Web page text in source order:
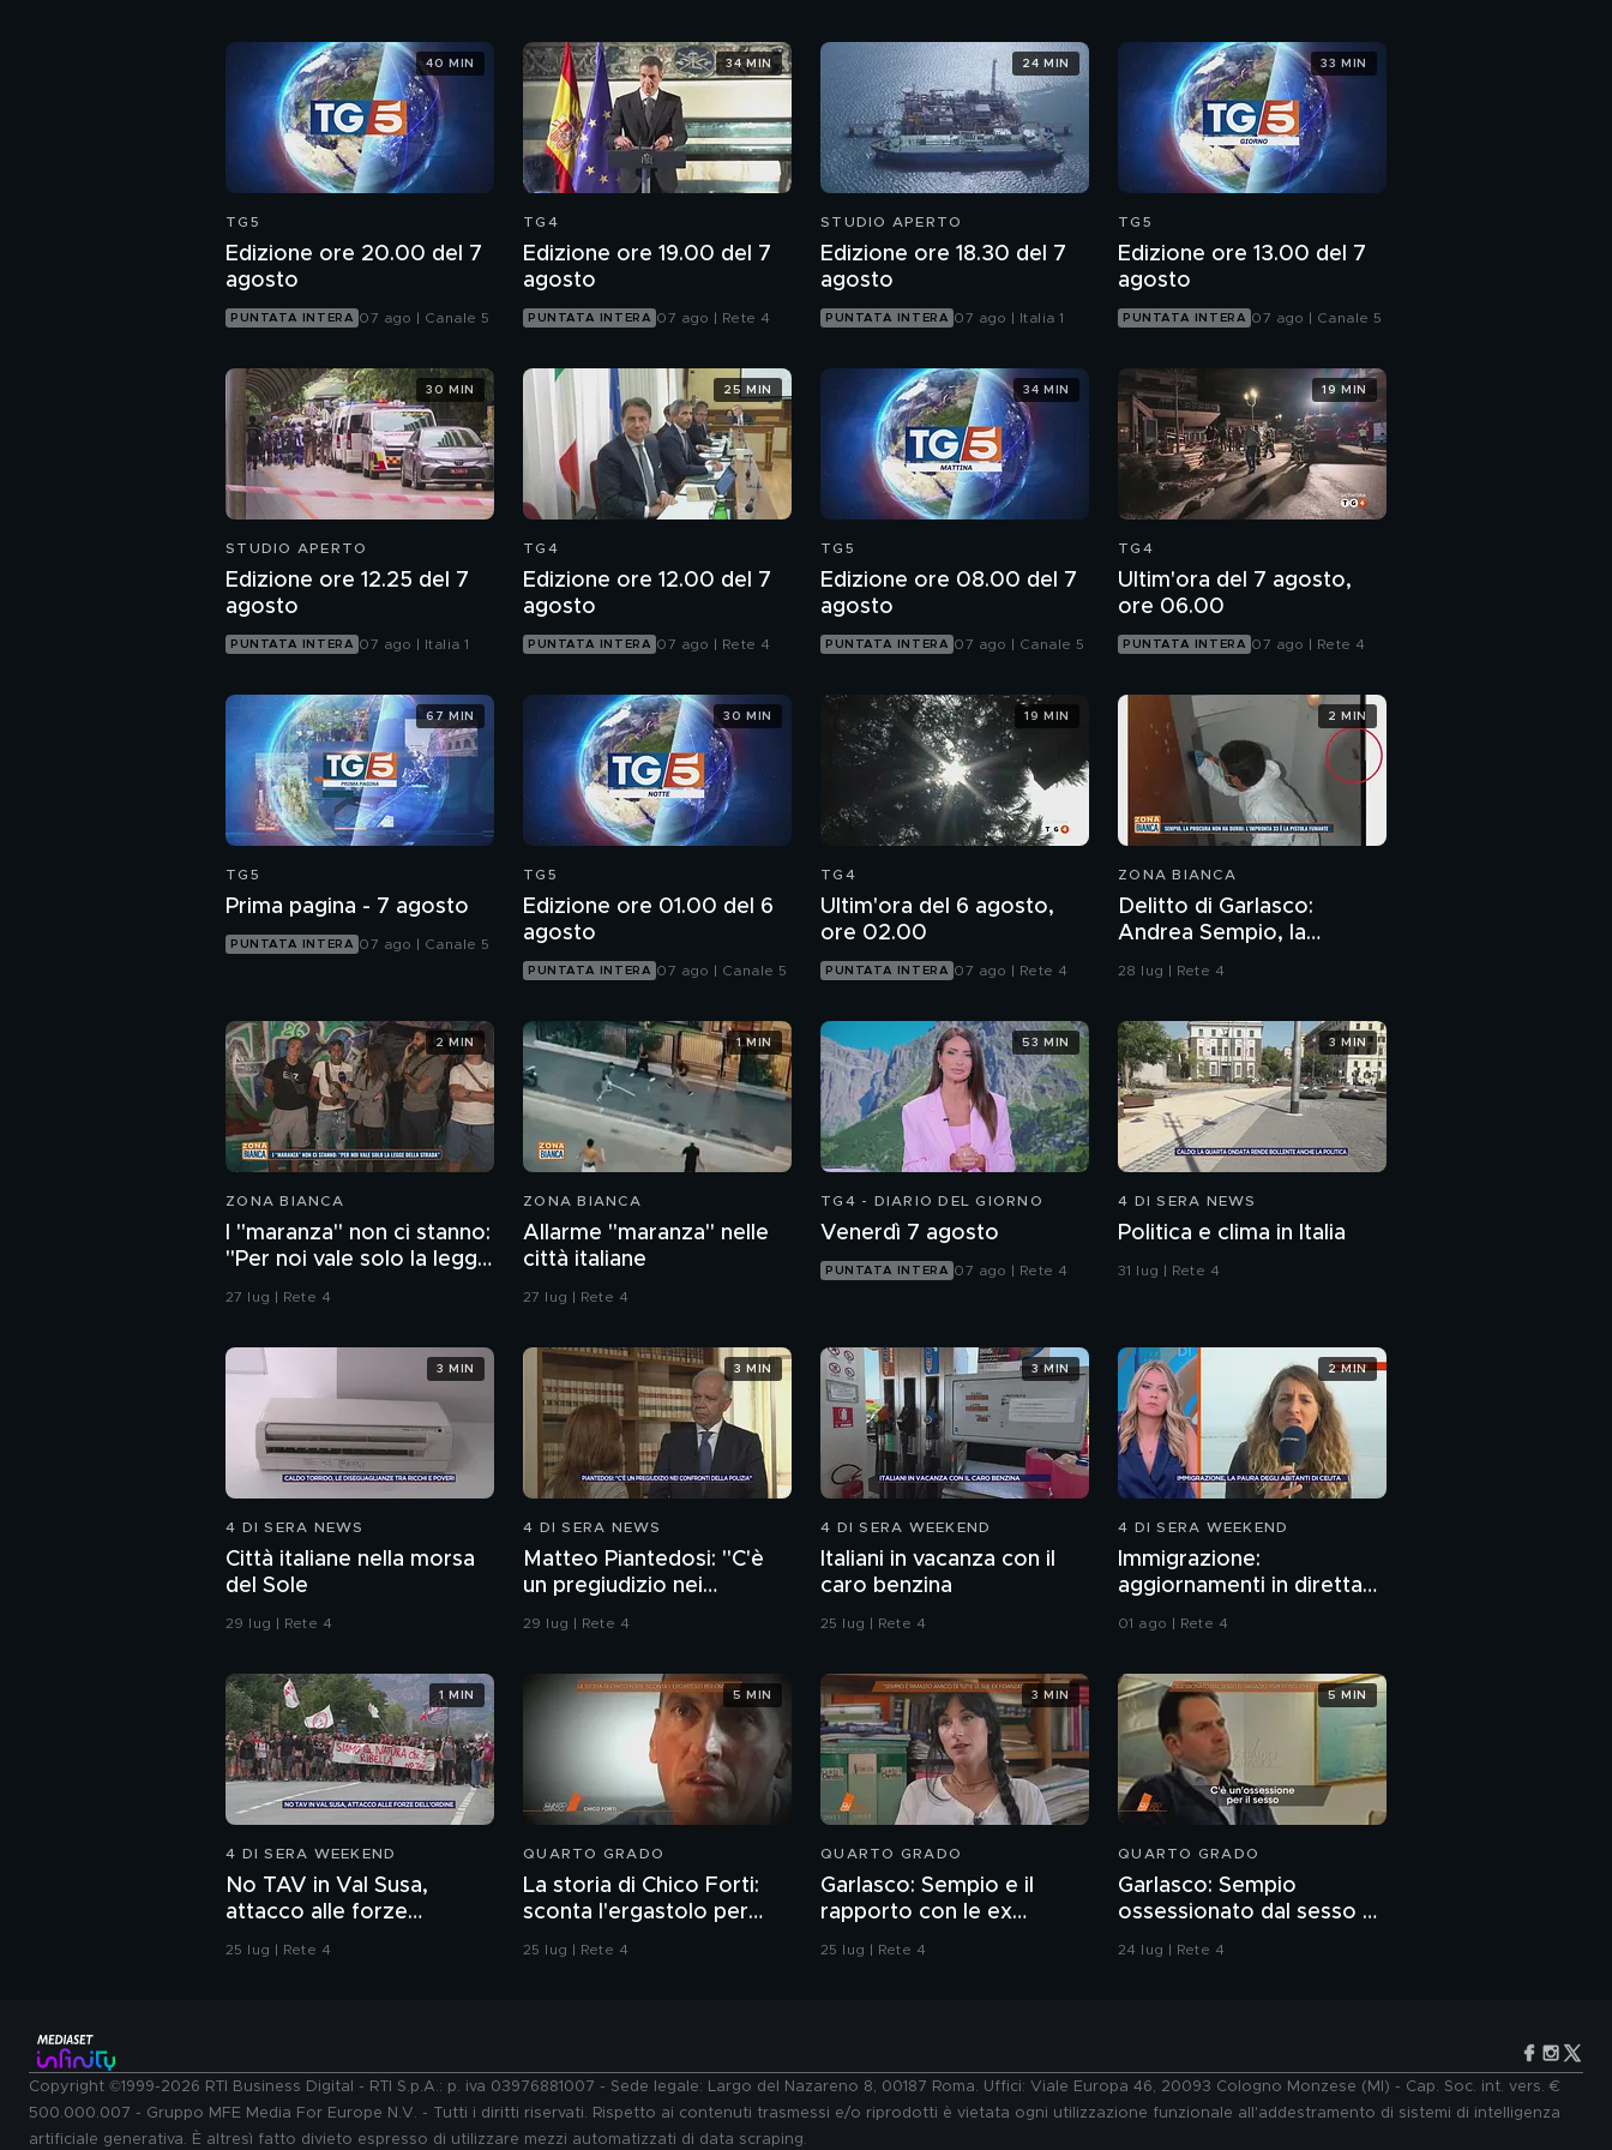
TG5
Edizione ore 20.00 del 7
agosto
PUNTATA INTERA 07 ago | Canale 5
40 MIN
TG4
Edizione ore 19.00 del 7
agosto
PUNTATA INTERA 07 ago | Rete 4
34 MIN
STUDIO APERTO
Edizione ore 18.30 del 7
agosto
PUNTATA INTERA 07 ago | Italia 1
24 MIN
TG5
Edizione ore 13.00 del 7
agosto
PUNTATA INTERA 07 ago | Canale 5
33 MIN
STUDIO APERTO
Edizione ore 12.25 del 7
agosto
PUNTATA INTERA 07 ago | Italia 1
30 MIN
TG4
Edizione ore 12.00 del 7
agosto
PUNTATA INTERA 07 ago | Rete 4
25 MIN
TG5
Edizione ore 08.00 del 7
agosto
PUNTATA INTERA 07 ago | Canale 5
34 MIN
TG4
Ultim'ora del 7 agosto,
ore 06.00
PUNTATA INTERA 07 ago | Rete 4
19 MIN
TG5
Prima pagina - 7 agosto
PUNTATA INTERA 07 ago | Canale 5
67 MIN
TG5
Edizione ore 01.00 del 6
agosto
PUNTATA INTERA 07 ago | Canale 5
30 MIN
TG4
Ultim'ora del 6 agosto,
ore 02.00
PUNTATA INTERA 07 ago | Rete 4
19 MIN
ZONA BIANCA
Delitto di Garlasco:
Andrea Sempio, la
Procura di Pavia non ha
28 lug | Rete 4
2 MIN
ZONA BIANCA
I "maranza" non ci stanno:
"Per noi vale solo la legge
della strada"
27 lug | Rete 4
2 MIN
ZONA BIANCA
Allarme "maranza" nelle
città italiane
27 lug | Rete 4
1 MIN
TG4 - DIARIO DEL GIORNO
Venerdì 7 agosto
PUNTATA INTERA 07 ago | Rete 4
53 MIN
4 DI SERA NEWS
Politica e clima in Italia
31 lug | Rete 4
3 MIN
4 DI SERA NEWS
Città italiane nella morsa
del Sole
29 lug | Rete 4
3 MIN
4 DI SERA NEWS
Matteo Piantedosi: "C'è
un pregiudizio nei
confronti della polizia"
29 lug | Rete 4
3 MIN
4 DI SERA WEEKEND
Italiani in vacanza con il
caro benzina
25 lug | Rete 4
3 MIN
4 DI SERA WEEKEND
Immigrazione:
aggiornamenti in diretta
da Ceuta
01 ago | Rete 4
2 MIN
4 DI SERA WEEKEND
No TAV in Val Susa,
attacco alle forze
dell'ordine
25 lug | Rete 4
1 MIN
QUARTO GRADO
La storia di Chico Forti:
sconta l'ergastolo per
omicidio
25 lug | Rete 4
5 MIN
QUARTO GRADO
Garlasco: Sempio e il
rapporto con le ex
fidanzate
25 lug | Rete 4
3 MIN
QUARTO GRADO
Garlasco: Sempio
ossessionato dal sesso o
ragazzo rispettoso?
24 lug | Rete 4
5 MIN
Copyright ©1999-2026 RTI Business Digital - RTI S.p.A.: p. iva 03976881007 - Sede legale: Largo del Nazareno 8, 00187 Roma. Uffici: Viale Europa 46, 20093 Cologno Monzese (MI) - Cap. Soc. int. vers. €
500.000.007 - Gruppo MFE Media For Europe N.V. - Tutti i diritti riservati. Rispetto ai contenuti trasmessi e/o riprodotti è vietata ogni utilizzazione funzionale all'addestramento di sistemi di intelligenza
artificiale generativa. È altresì fatto divieto espresso di utilizzare mezzi automatizzati di data scraping.